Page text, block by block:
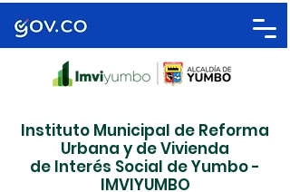
Instituto Municipal de Reforma
Urbana y de Vivienda
de Interés Social de Yumbo -
IMVIYUMBO